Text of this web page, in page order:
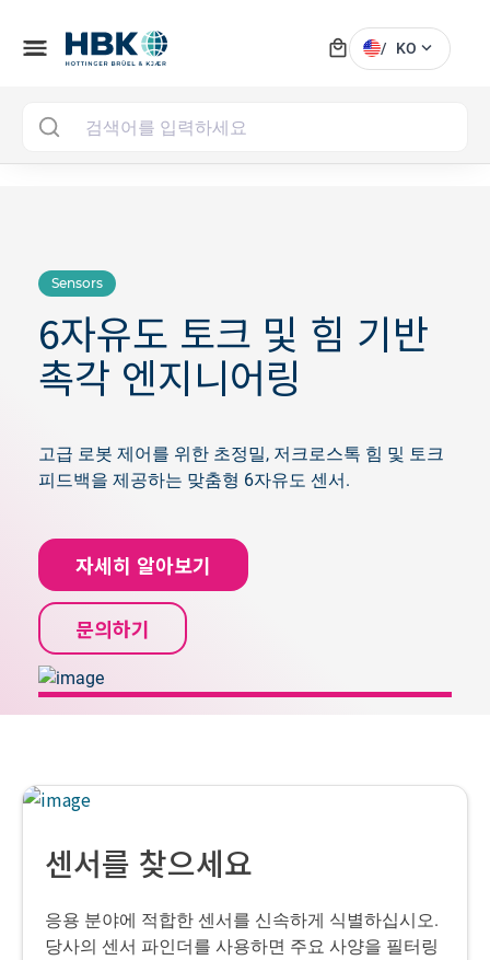
menu local_mall / KO expand_more
Sensors
6자유도 토크 및 힘 기반
촉각 엔지니어링
고급 로봇 제어를 위한 초정밀, 저크로스톡 힘 및 토크
피드백을 제공하는 맞춤형 6자유도 센서.
자세히 알아보기
문의하기
센서를 찾으세요
응용 분야에 적합한 센서를 신속하게 식별하십시오.
당사의 센서 파인더를 사용하면 주요 사양을 필터링